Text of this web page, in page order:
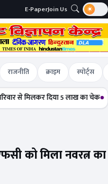
E-PaperJoin Us
राजनीति क्राइम स्पोर्ट्स
दिया 5 लाख का चेक
को मिला नवरत्न का